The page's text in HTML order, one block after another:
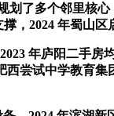
多个邻里核心
，2024 年蜀山区
年庐阳二手房
尝试中学教育